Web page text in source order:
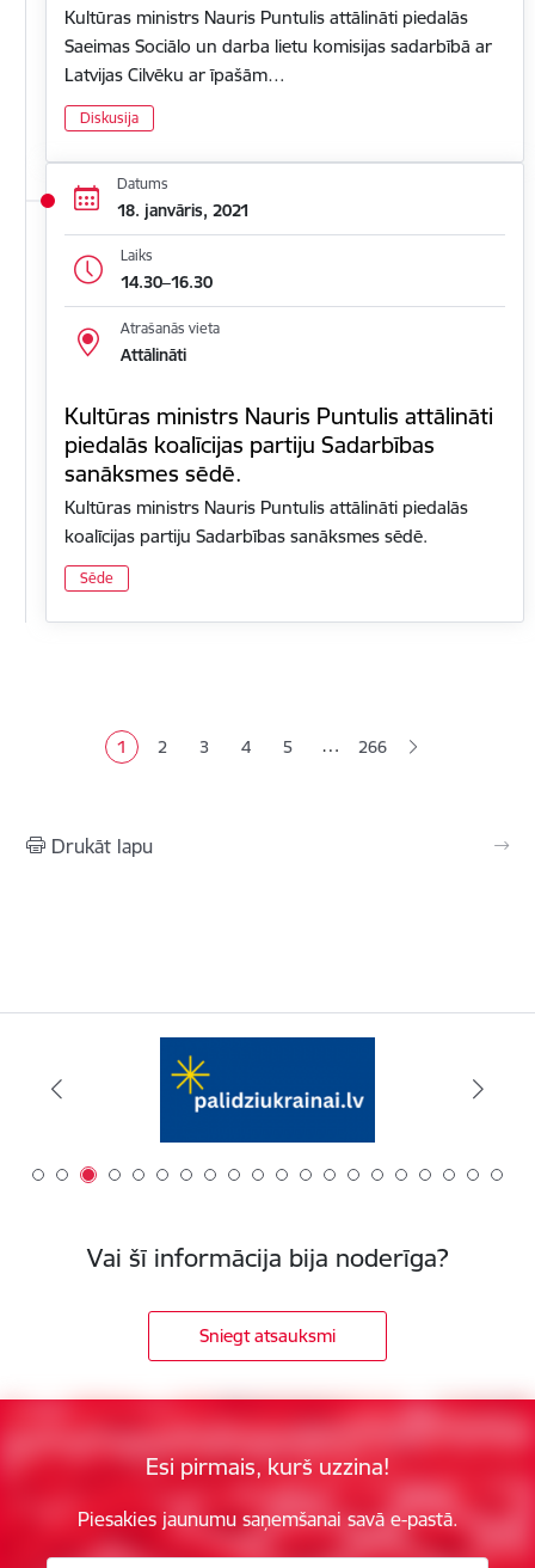
Kultūras ministrs Nauris Puntulis attālināti piedalās
Saeimas Sociālo un darba lietu komisijas sadarbībā ar
Latvijas Cilvēku ar īpašām…
Diskusija
Datums
18. janvāris, 2021
Laiks
14.30–16.30
Atrašanās vieta
Attālināti
Kultūras ministrs Nauris Puntulis attālināti
piedalās koalīcijas partiju Sadarbības
sanāksmes sēdē.
Kultūras ministrs Nauris Puntulis attālināti piedalās
koalīcijas partiju Sadarbības sanāksmes sēdē.
Sēde
Pašreizējā lapa
1 Lapa
2 Lapa
3 Lapa
4 Lapa
5 … 266
Drukāt lapu
Vai šī informācija bija noderīga?
Sniegt atsauksmi
Esi pirmais, kurš uzzina!
Piesakies jaunumu saņemšanai savā e-pastā.